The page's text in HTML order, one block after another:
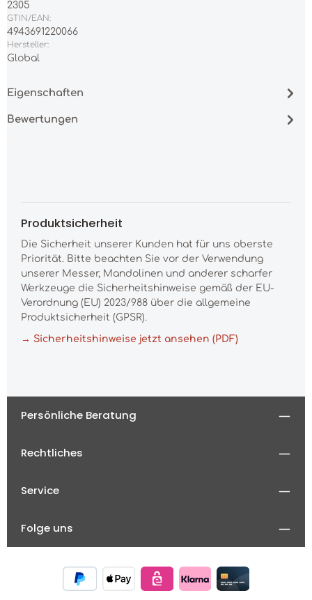
2305
GTIN/EAN:
4943691220066
Hersteller:
Global
Eigenschaften
Bewertungen
Produktsicherheit
Die Sicherheit unserer Kunden hat für uns oberste
Priorität. Bitte beachten Sie vor der Verwendung
unserer Messer, Mandolinen und anderer scharfer
Werkzeuge die Sicherheitshinweise gemäß der EU-
Verordnung (EU) 2023/988 über die allgemeine
Produktsicherheit (GPSR).
→ Sicherheitshinweise jetzt ansehen (PDF)
Persönliche Beratung
Rechtliches
Service
Folge uns